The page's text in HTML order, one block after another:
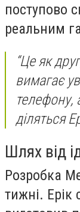
поступово
реальним
“Це як
вимагає
телефону,
діляться
Шлях від
Розробка
тижні. Ерік